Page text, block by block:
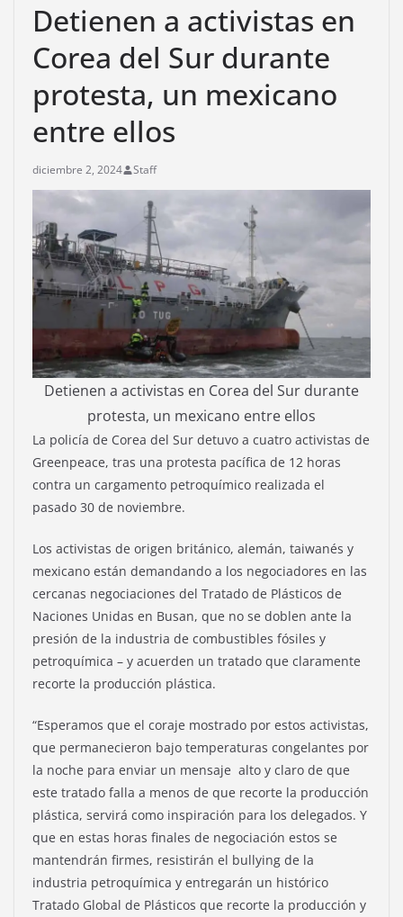
Detienen a activistas en
Corea del Sur durante
protesta, un mexicano
entre ellos
diciembre 2, 2024 Staff
Detienen a activistas en Corea del Sur durante
protesta, un mexicano entre ellos
La policía de Corea del Sur detuvo a cuatro activistas de
Greenpeace, tras una protesta pacífica de 12 horas
contra un cargamento petroquímico realizada el
pasado 30 de noviembre.
Los activistas de origen británico, alemán, taiwanés y
mexicano están demandando a los negociadores en las
cercanas negociaciones del Tratado de Plásticos de
Naciones Unidas en Busan, que no se doblen ante la
presión de la industria de combustibles fósiles y
petroquímica – y acuerden un tratado que claramente
recorte la producción plástica.
“Esperamos que el coraje mostrado por estos activistas,
que permanecieron bajo temperaturas congelantes por
la noche para enviar un mensaje alto y claro de que
este tratado falla a menos de que recorte la producción
plástica, servirá como inspiración para los delegados. Y
que en estas horas finales de negociación estos se
mantendrán firmes, resistirán el bullying de la
industria petroquímica y entregarán un histórico
Tratado Global de Plásticos que recorte la producción y